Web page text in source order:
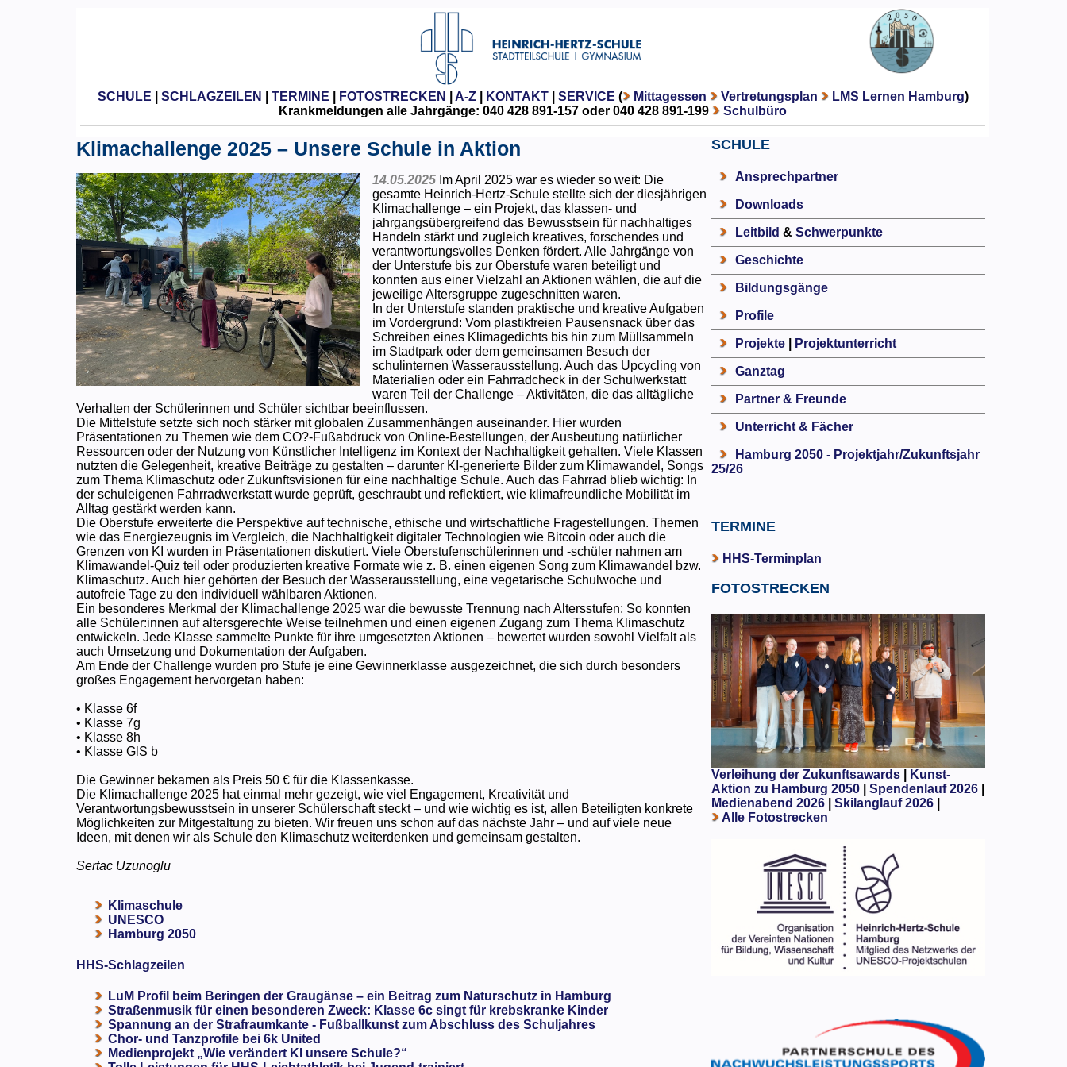
SCHULE SCHLAGZEILEN TERMINE FOTOSTRECKEN A-Z| KONTAKT| SERVICE ( Mittagessen Vertretungsplan LMS Lernen Hamburg)
Krankmeldungen alle Jahrgänge: 040 428 891-157 oder 040 428 891-199
Schulbüro
Klimachallenge 2025 – Unsere Schule in Aktion
14.05.2025 Im April 2025 war es wieder so weit: Die
gesamte Heinrich-Hertz-Schule stellte sich der diesjährigen
Klimachallenge – ein Projekt, das klassen- und
jahrgangsübergreifend das Bewusstsein für nachhaltiges
Handeln stärkt und zugleich kreatives, forschendes und
verantwortungsvolles Denken fördert. Alle Jahrgänge von
der Unterstufe bis zur Oberstufe waren beteiligt und
konnten aus einer Vielzahl an Aktionen wählen, die auf die
jeweilige Altersgruppe zugeschnitten waren.
In der Unterstufe standen praktische und kreative Aufgaben
im Vordergrund: Vom plastikfreien Pausensnack über das
Schreiben eines Klimagedichts bis hin zum Müllsammeln
im Stadtpark oder dem gemeinsamen Besuch der
schulinternen Wasserausstellung. Auch das Upcycling von
Materialien oder ein Fahrradcheck in der Schulwerkstatt
waren Teil der Challenge – Aktivitäten, die das alltägliche
Verhalten der Schülerinnen und Schüler sichtbar beeinflussen.
Die Mittelstufe setzte sich noch stärker mit globalen Zusammenhängen auseinander. Hier wurden
Präsentationen zu Themen wie dem CO?-Fußabdruck von Online-Bestellungen, der Ausbeutung natürlicher
Ressourcen oder der Nutzung von Künstlicher Intelligenz im Kontext der Nachhaltigkeit gehalten. Viele Klassen
nutzten die Gelegenheit, kreative Beiträge zu gestalten – darunter KI-generierte Bilder zum Klimawandel, Songs
zum Thema Klimaschutz oder Zukunftsvisionen für eine nachhaltige Schule. Auch das Fahrrad blieb wichtig: In
der schuleigenen Fahrradwerkstatt wurde geprüft, geschraubt und reflektiert, wie klimafreundliche Mobilität im
Alltag gestärkt werden kann.
Die Oberstufe erweiterte die Perspektive auf technische, ethische und wirtschaftliche Fragestellungen. Themen
wie das Energiezeugnis im Vergleich, die Nachhaltigkeit digitaler Technologien wie Bitcoin oder auch die
Grenzen von KI wurden in Präsentationen diskutiert. Viele Oberstufenschülerinnen und -schüler nahmen am
Klimawandel-Quiz teil oder produzierten kreative Formate wie z. B. einen eigenen Song zum Klimawandel bzw.
Klimaschutz. Auch hier gehörten der Besuch der Wasserausstellung, eine vegetarische Schulwoche und
autofreie Tage zu den individuell wählbaren Aktionen.
Ein besonderes Merkmal der Klimachallenge 2025 war die bewusste Trennung nach Altersstufen: So konnten
alle Schüler:innen auf altersgerechte Weise teilnehmen und einen eigenen Zugang zum Thema Klimaschutz
entwickeln. Jede Klasse sammelte Punkte für ihre umgesetzten Aktionen – bewertet wurden sowohl Vielfalt als
auch Umsetzung und Dokumentation der Aufgaben.
Am Ende der Challenge wurden pro Stufe je eine Gewinnerklasse ausgezeichnet, die sich durch besonders
großes Engagement hervorgetan haben:
• Klasse 6f
• Klasse 7g
• Klasse 8h
• Klasse GlS b
Die Gewinner bekamen als Preis 50 € für die Klassenkasse.
Die Klimachallenge 2025 hat einmal mehr gezeigt, wie viel Engagement, Kreativität und
Verantwortungsbewusstsein in unserer Schülerschaft steckt – und wie wichtig es ist, allen Beteiligten konkrete
Möglichkeiten zur Mitgestaltung zu bieten. Wir freuen uns schon auf das nächste Jahr – und auf viele neue
Ideen, mit denen wir als Schule den Klimaschutz weiterdenken und gemeinsam gestalten.
Sertac Uzunoglu
Klimaschule
UNESCO
Hamburg 2050
HHS-Schlagzeilen
LuM Profil beim Beringen der Graugänse – ein Beitrag zum Naturschutz in Hamburg
Straßenmusik für einen besonderen Zweck: Klasse 6c singt für krebskranke Kinder
Spannung an der Strafraumkante - Fußballkunst zum Abschluss des Schuljahres
Chor- und Tanzprofile bei 6k United
Medienprojekt „Wie verändert KI unsere Schule?“
SCHULE
Ansprechpartner
Downloads
Leitbild & Schwerpunkte
Geschichte
Bildungsgänge
Profile
Projekte| Projektunterricht
Ganztag
Partner & Freunde
Unterricht & Fächer
Hamburg 2050 - Projektjahr/Zukunftsjahr
25/26
TERMINE
HHS-Terminplan
FOTOSTRECKEN
Verleihung der Zukunftsawards|
Kunst-
Aktion zu Hamburg 2050
Spendenlauf 2026|
Medienabend 2026| Skilanglauf 2026|
Alle Fotostrecken